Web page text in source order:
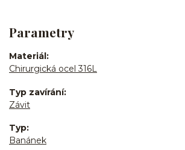
Parametry
Materiál
Chirurgická ocel 316L
Typ zavírání
Závit
Typ
Banánek